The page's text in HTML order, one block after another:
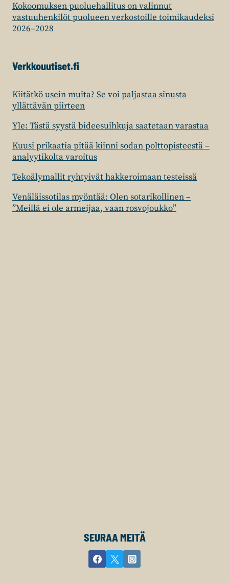
Kokoomuksen puoluehallitus on valinnut
vastuuhenkilöt puolueen verkostoille toimikaudeksi
2026–2028
Verkkouutiset.fi
Kiitätkö usein muita? Se voi paljastaa sinusta
yllättävän piirteen
Yle: Tästä syystä bideesuihkuja saatetaan varastaa
Kuusi prikaatia pitää kiinni sodan polttopisteestä –
analyytikolta varoitus
Tekoälymallit ryhtyivät hakkeroimaan testeissä
Venäläissotilas myöntää: Olen sotarikollinen –
”Meillä ei ole armeijaa, vaan rosvojoukko”
SEURAA MEITÄ